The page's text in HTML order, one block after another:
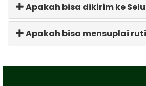
Apakah bisa dikirim ke
Apakah bisa mensuplai